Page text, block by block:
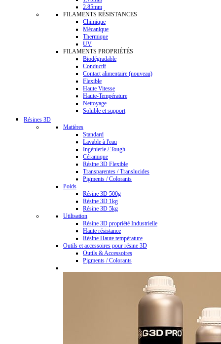
2.85mm
FILAMENTS RÉSISTANCES
Chimique
Mécanique
Thermique
UV
FILAMENTS PROPRIÉTÉS
Biodégradable
Conductif
Contact alimentaire (nouveau)
Flexible
Haute Vitesse
Haute-Température
Nettoyage
Soluble et support
Résines 3D
Matières
Standard
Lavable à l'eau
Ingénierie / Tough
Céramique
Résine 3D Flexible
Transparentes / Translucides
Pigments / Colorants
Poids
Résine 3D 500g
Résine 3D 1kg
Résine 3D 5kg
Utilisation
Résine 3D propriété Industrielle
Haute résistance
Résine Haute température
Outils et accessoires pour résine 3D
Outils & Accessoires
Pigments / Colorants